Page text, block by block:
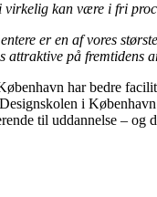
virkelig kan være i fri
er en af vores
attraktive på fremtidens
har bedre
i
til uddannelse – og